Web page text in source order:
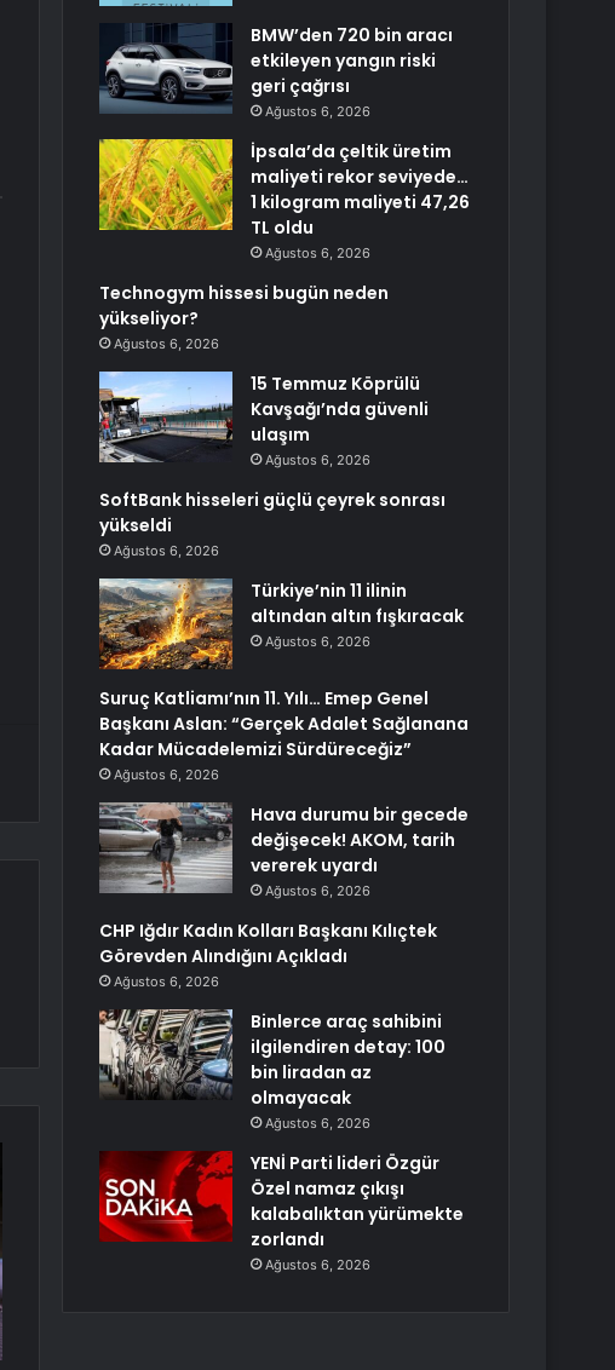
BMW’den 720 bin aracı
etkileyen yangın riski
geri çağrısı
Ağustos 6, 2026
İpsala’da çeltik üretim
maliyeti rekor seviyede…
1 kilogram maliyeti 47,26
TL oldu
Ağustos 6, 2026
Technogym hissesi bugün neden
yükseliyor?
Ağustos 6, 2026
15 Temmuz Köprülü
Kavşağı’nda güvenli
ulaşım
Ağustos 6, 2026
SoftBank hisseleri güçlü çeyrek sonrası
yükseldi
Ağustos 6, 2026
Türkiye’nin 11 ilinin
altından altın fışkıracak
Ağustos 6, 2026
Suruç Katliamı’nın 11. Yılı… Emep Genel
Başkanı Aslan: “Gerçek Adalet Sağlanana
Kadar Mücadelemizi Sürdüreceğiz”
Ağustos 6, 2026
Hava durumu bir gecede
değişecek! AKOM, tarih
vererek uyardı
Ağustos 6, 2026
CHP Iğdır Kadın Kolları Başkanı Kılıçtek
Görevden Alındığını Açıkladı
Ağustos 6, 2026
Binlerce araç sahibini
ilgilendiren detay: 100
bin liradan az
olmayacak
Ağustos 6, 2026
YENİ Parti lideri Özgür
Özel namaz çıkışı
kalabalıktan yürümekte
zorlandı
Ağustos 6, 2026